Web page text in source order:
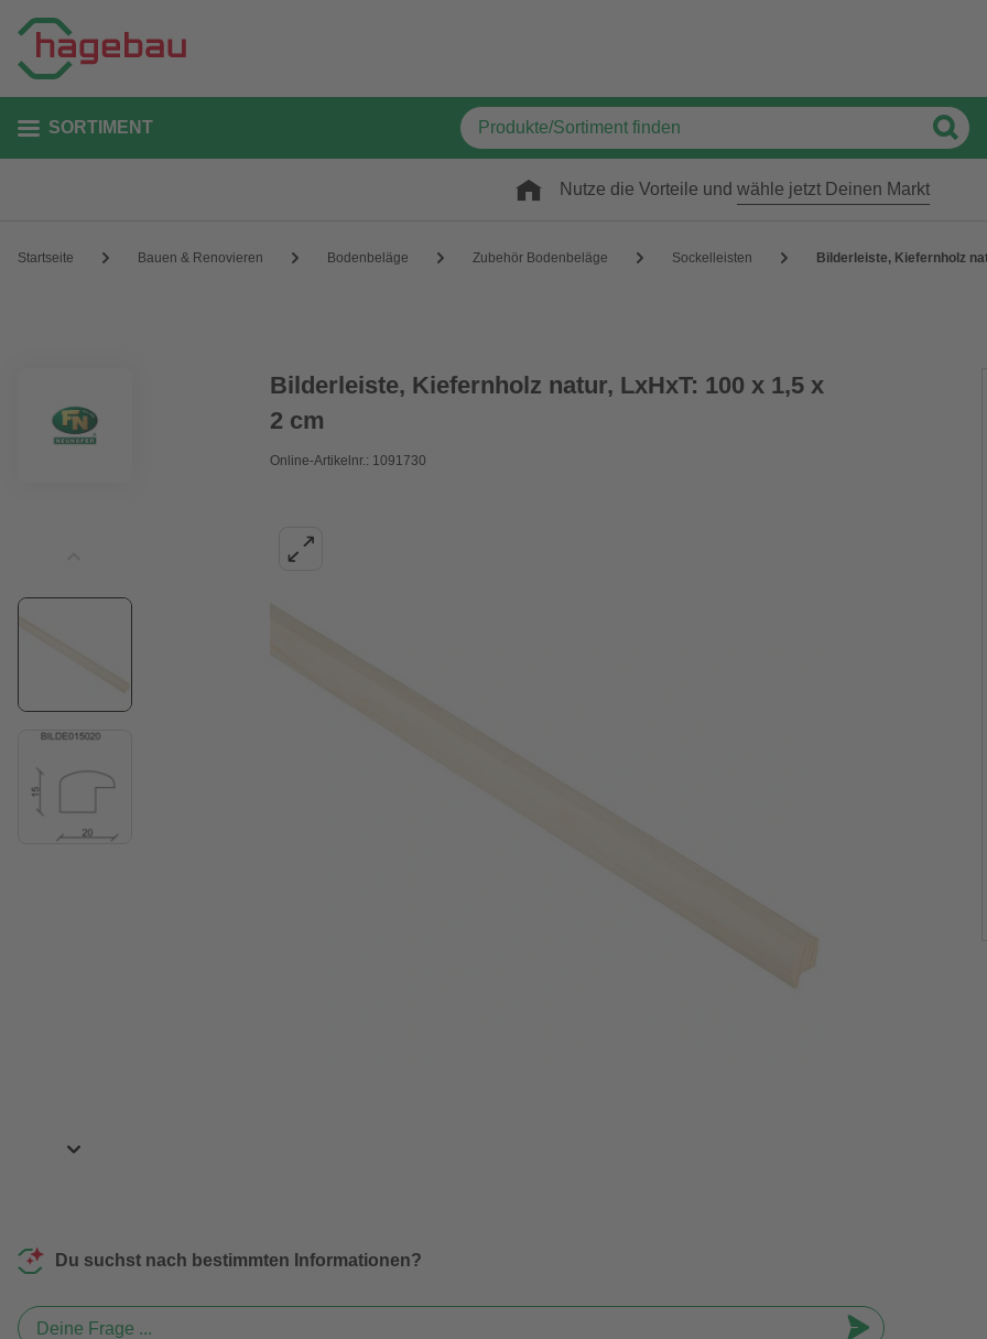
SORTIMENT
Nutze die Vorteile und wähle jetzt Deinen Markt
Startseite Bauen & Renovieren Bodenbeläge Zubehör Bodenbeläge Sockelleisten Bilderleiste, Kiefernholz
Bilderleiste, Kiefernholz natur, LxHxT: 100 x 1,5 x
2 cm
Online-Artikelnr.: 1091730
Du suchst nach bestimmten Informationen?
Deine Frage ...